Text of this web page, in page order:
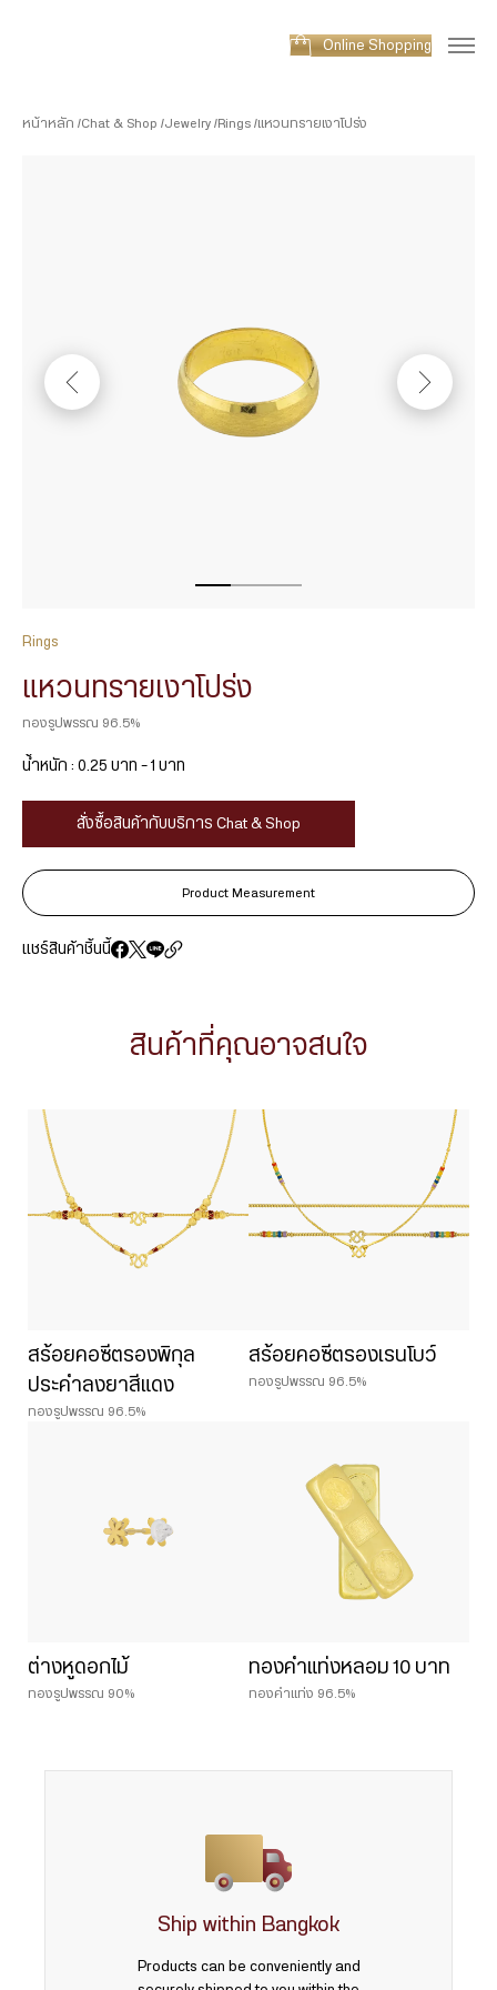
Online Shopping
หน้าหลัก Chat & Shop Jewelry Rings แหวนทรายเงาโปร่ง
Rings
แหวนทรายเงาโปร่ง
ทองรูปพรรณ 96.5%
น้ำหนัก : 0.25 บาท – 1 บาท
สั่งซื้อสินค้ากับบริการ Chat & Shop
Product Measurement
แชร์สินค้าชิ้นนี้
สินค้าที่คุณอาจสนใจ
สร้อยคอซีตรองพิกุล
ประคำลงยาสีแดง
ทองรูปพรรณ 96.5%
สร้อยคอซีตรองเรนโบว์
ทองรูปพรรณ 96.5%
ต่างหูดอกไม้
ทองรูปพรรณ 90%
ทองคำแท่งหลอม 10 บาท
ทองคำแท่ง 96.5%
Ship within Bangkok
Products can be conveniently and